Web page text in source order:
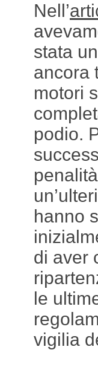
Nell’
stata
ancora
motori
podio.
hanno
di aver
le
vigilia